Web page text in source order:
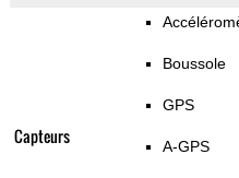
Capteurs
Boussole
GPS
A-GPS